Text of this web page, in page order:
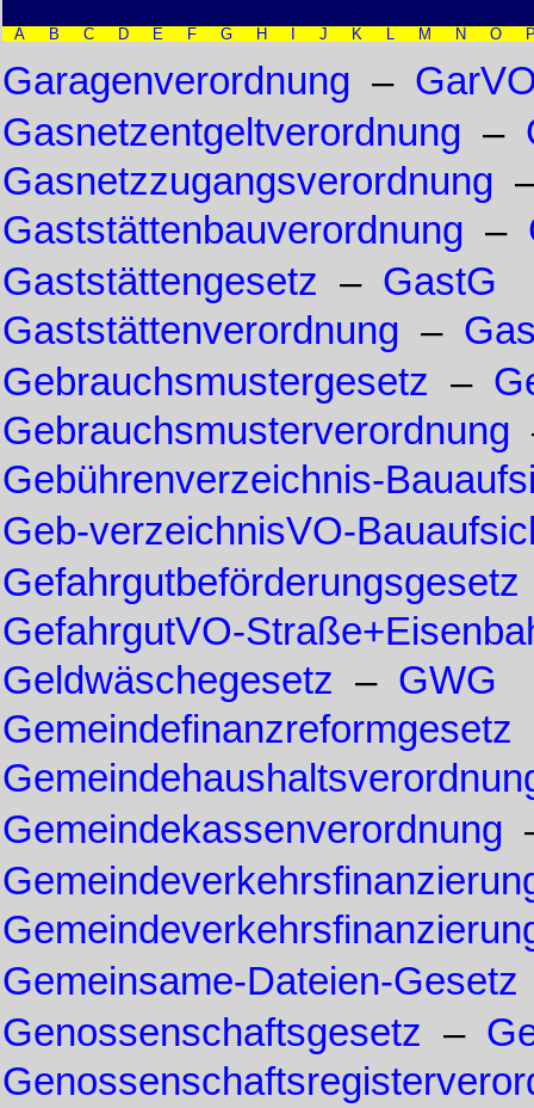
A B C D E F G H J K L M N O
Garagenverordnung –
Gasnetzentgeltverordnung –
Gasnetzzugangsverordnung
Gaststättenbauverordnung –
Gaststättengesetz – GastG
Gaststättenverordnung –
Gebrauchsmustergesetz –
Gebrauchsmusterverordnung
Gebührenverzeichnis-
Geb-verzeichnisVO-
Gefahrgutbeförderungsgesetz
GefahrgutVO-
Geldwäschegesetz – GWG
Gemeindefinanzreformgesetz
Gemeindekassenverordnung
Gemeinsame-Dateien-Gesetz
Genossenschaftsgesetz –